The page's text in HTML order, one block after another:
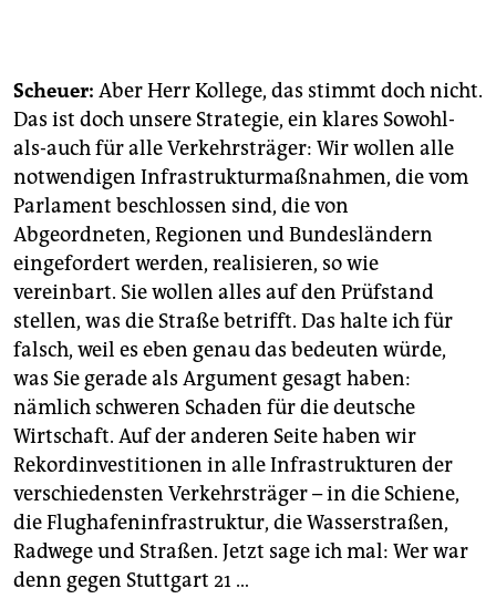
Scheuer: Aber Herr Kollege, das stimmt doch nicht.
Das ist doch unsere Strategie, ein klares Sowohl-
als-auch für alle Verkehrsträger: Wir wollen alle
notwendigen Infrastrukturmaßnahmen, die vom
Parlament beschlossen sind, die von
Abgeordneten, Regionen und Bundesländern
eingefordert werden, realisieren, so wie
vereinbart. Sie wollen alles auf den Prüfstand
stellen, was die Straße betrifft. Das halte ich für
falsch, weil es eben genau das bedeuten würde,
was Sie gerade als Argument gesagt haben:
nämlich schweren Schaden für die deutsche
Wirtschaft. Auf der anderen Seite haben wir
Rekordinvestitionen in alle Infrastrukturen der
verschiedensten Verkehrsträger – in die Schiene,
die Flughafen­infrastruktur, die Wasserstraßen,
Radwege und Straßen. Jetzt sage ich mal: Wer war
denn gegen Stuttgart 21 …